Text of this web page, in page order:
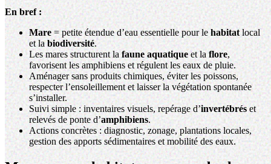
En bref :
Mare = petite étendue d’eau essentielle pour lehabitat local
et labiodiversité.
Les mares structurent la faune aquatiqueet laflore,
favorisent les amphibiens et régulent les eaux de pluie.
Aménager sans produits chimiques, éviter les poissons,
respecter l’ensoleillement et laisser la végétation spontanée
s’installer.
Suivi simple : inventaires visuels, repérage d’invertébrés et
relevés de ponte d’amphibiens.
Actions concrètes : diagnostic,zonage, plantations locales,
gestion des apports sédimentaires et mobilité des eaux.